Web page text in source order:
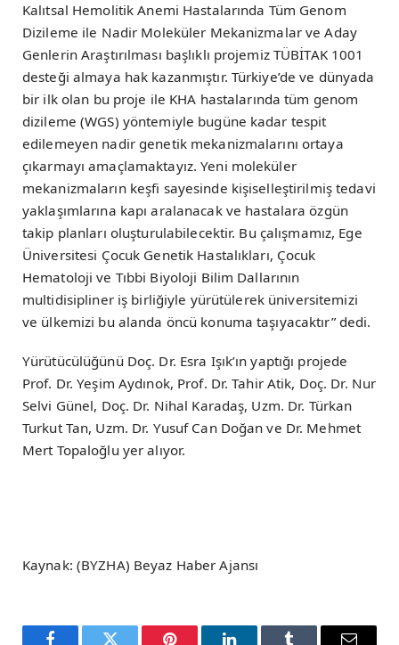
Kalıtsal Hemolitik Anemi Hastalarında Tüm Genom
Dizileme ile Nadir Moleküler Mekanizmalar ve Aday
Genlerin Araştırılması başlıklı projemiz TÜBİTAK 1001
desteği almaya hak kazanmıştır. Türkiye’de ve dünyada
bir ilk olan bu proje ile KHA hastalarında tüm genom
dizileme (WGS) yöntemiyle bugüne kadar tespit
edilemeyen nadir genetik mekanizmalarını ortaya
çıkarmayı amaçlamaktayız. Yeni moleküler
mekanizmaların keşfi sayesinde kişiselleştirilmiş tedavi
yaklaşımlarına kapı aralanacak ve hastalara özgün
takip planları oluşturulabilecektir. Bu çalışmamız, Ege
Üniversitesi Çocuk Genetik Hastalıkları, Çocuk
Hematoloji ve Tıbbi Biyoloji Bilim Dallarının
multidisipliner iş birliğiyle yürütülerek üniversitemizi
ve ülkemizi bu alanda öncü konuma taşıyacaktır” dedi.
Yürütücülüğünü Doç. Dr. Esra Işık’ın yaptığı projede
Prof. Dr. Yeşim Aydınok, Prof. Dr. Tahir Atik, Doç. Dr. Nur
Selvi Günel, Doç. Dr. Nihal Karadaş, Uzm. Dr. Türkan
Turkut Tan, Uzm. Dr. Yusuf Can Doğan ve Dr. Mehmet
Mert Topaloğlu yer alıyor.
Kaynak: (BYZHA) Beyaz Haber Ajansı